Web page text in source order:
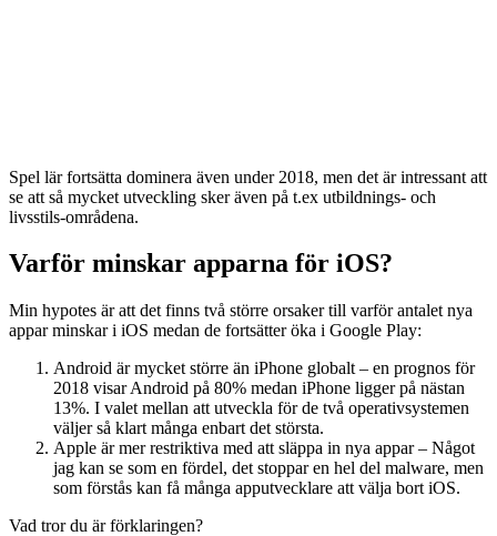
Spel lär fortsätta dominera även under 2018, men det är intressant att
se att så mycket utveckling sker även på t.ex utbildnings- och
livsstils-områdena.
Varför minskar apparna för iOS?
Min hypotes är att det finns två större orsaker till varför antalet nya
appar minskar i iOS medan de fortsätter öka i Google Play:
Android är mycket större än iPhone globalt – en prognos för
2018 visar Android på 80% medan iPhone ligger på nästan
13%. I valet mellan att utveckla för de två operativsystemen
väljer så klart många enbart det största.
Apple är mer restriktiva med att släppa in nya appar – Något
jag kan se som en fördel, det stoppar en hel del malware, men
som förstås kan få många apputvecklare att välja bort iOS.
Vad tror du är förklaringen?